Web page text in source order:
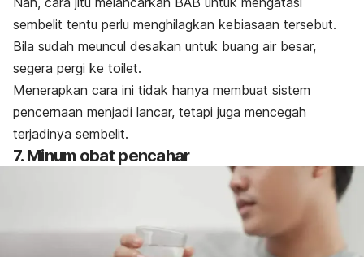
sembelit tentu perlu menghilagkan kebiasaan tersebut.
Bila sudah meuncul desakan untuk buang air besar,
segera pergi ke toilet.
Menerapkan cara ini tidak hanya membuat sistem
pencernaan menjadi lancar, tetapi juga mencegah
terjadinya sembelit.
7. Minum obat pencahar